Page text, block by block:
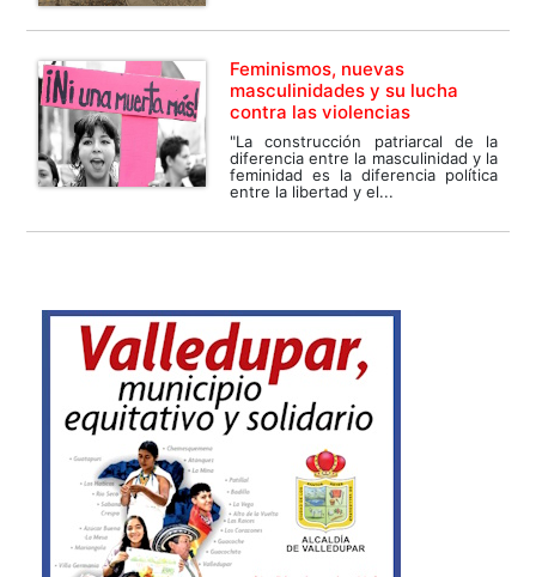
Feminismos, nuevas
masculinidades y su lucha
contra las violencias
"La construcción patriarcal de la
diferencia entre la masculinidad y la
feminidad es la diferencia política
entre la libertad y el...